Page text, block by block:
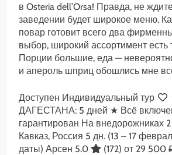
в Osteria dell’Orsa! Правда, не
заведении будет широкое меню.
повар готовит всего два
выбор, широкий ассортимент есть
Порции большие, еда —
и апероль шприц обошлись мне
Доступен Индивидуальный тур
ДАГЕСТАНА: 5 дней ★ Всё
гарантирован На внедорожниках
Кавказ, Россия 5 дн. (13 – 17
даты) Арсен 5.0 (172) от 29 500